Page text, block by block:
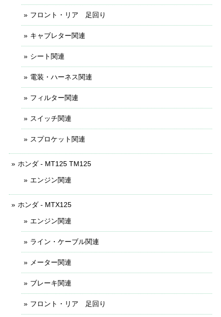
フロント・リア 足回り
キャブレター関連
シート関連
電装・ハーネス関連
フィルター関連
スイッチ関連
スプロケット関連
ホンダ - MT125 TM125
エンジン関連
ホンダ - MTX125
エンジン関連
ライン・ケーブル関連
メーター関連
ブレーキ関連
フロント・リア 足回り